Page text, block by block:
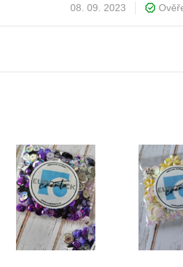
08. 09. 2023